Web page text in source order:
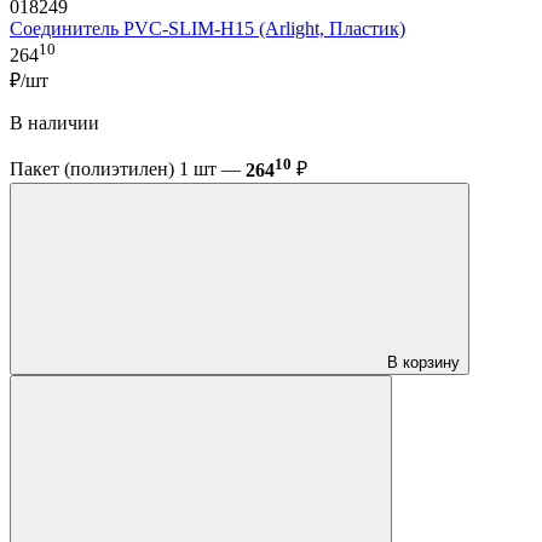
018249
Соединитель PVC-SLIM-H15 (Arlight, Пластик)
26410
₽/шт
В наличии
Пакет (полиэтилен) 1 шт — 26410 ₽
В корзину